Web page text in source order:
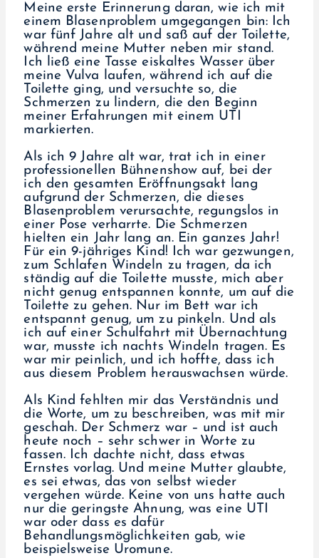
Meine erste Erinnerung daran, wie ich mit
einem Blasenproblem umgegangen bin: Ich
war fünf Jahre alt und saß auf der Toilette,
während meine Mutter neben mir stand.
Ich ließ eine Tasse eiskaltes Wasser über
meine Vulva laufen, während ich auf die
Toilette ging, und versuchte so, die
Schmerzen zu lindern, die den Beginn
meiner Erfahrungen mit einem UTI
markierten.
Als ich 9 Jahre alt war, trat ich in einer
professionellen Bühnenshow auf, bei der
ich den gesamten Eröffnungsakt lang
aufgrund der Schmerzen, die dieses
Blasenproblem verursachte, regungslos in
einer Pose verharrte. Die Schmerzen
hielten ein Jahr lang an. Ein ganzes Jahr!
Für ein 9-jähriges Kind! Ich war gezwungen,
zum Schlafen Windeln zu tragen, da ich
ständig auf die Toilette musste, mich aber
nicht genug entspannen konnte, um auf die
Toilette zu gehen. Nur im Bett war ich
entspannt genug, um zu pinkeln. Und als
ich auf einer Schulfahrt mit Übernachtung
war, musste ich nachts Windeln tragen. Es
war mir peinlich, und ich hoffte, dass ich
aus diesem Problem herauswachsen würde.
Als Kind fehlten mir das Verständnis und
die Worte, um zu beschreiben, was mit mir
geschah. Der Schmerz war – und ist auch
heute noch – sehr schwer in Worte zu
fassen. Ich dachte nicht, dass etwas
Ernstes vorlag. Und meine Mutter glaubte,
es sei etwas, das von selbst wieder
vergehen würde. Keine von uns hatte auch
nur die geringste Ahnung, was eine UTI
war oder dass es dafür
Behandlungsmöglichkeiten gab, wie
beispielsweise Uromune.